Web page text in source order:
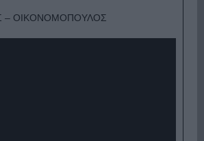
– ΟΙΚΟΝΟΜΟΠΟΥΛΟΣ